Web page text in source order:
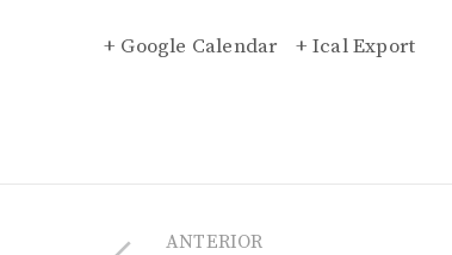
+ Google Calendar + Ical Export
ANTERIOR